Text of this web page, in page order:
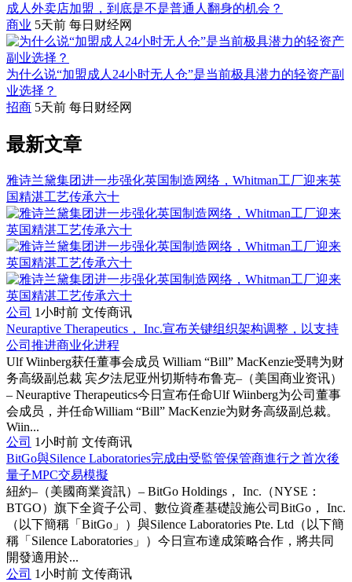
成人外卖店加盟，到底是不是普通人翻身的机会？
商业 5天前 每日财经网
为什么说“加盟成人24小时无人仓”是当前极具潜力的轻资产副
业选择？
招商 5天前 每日财经网
最新文章
雅诗兰黛集团进一步强化英国制造网络，Whitman工厂迎来英
国精湛工艺传承六十
公司 1小时前 文传商讯
Neuraptive Therapeutics， Inc.宣布关键组织架构调整，以支持
公司推进商业化进程
Ulf Wiinberg获任董事会成员 William “Bill” MacKenzie受聘为财
务高级副总裁 宾夕法尼亚州切斯特布鲁克–（美国商业资讯）
– Neuraptive Therapeutics今日宣布任命Ulf Wiinberg为公司董事
会成员，并任命William “Bill” MacKenzie为财务高级副总裁。
Wiin...
公司 1小时前 文传商讯
BitGo與Silence Laboratories完成由受監管保管商進行之首次後
量子MPC交易模擬
紐約–（美國商業資訊）– BitGo Holdings， Inc.（NYSE：
BTGO）旗下全資子公司、數位資產基礎設施公司BitGo， Inc.
（以下簡稱「BitGo」）與Silence Laboratories Pte. Ltd（以下簡
稱「Silence Laboratories」）今日宣布達成策略合作，將共同
開發適用於...
公司 1小时前 文传商讯